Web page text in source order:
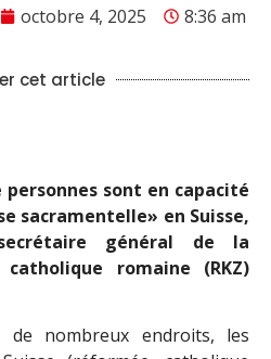
octobre 4, 2025
8:36 am
cet article
sont en capacité
sacramentelle» en Suisse,
général de la
romaine (RKZ)
nombreux endroits, les